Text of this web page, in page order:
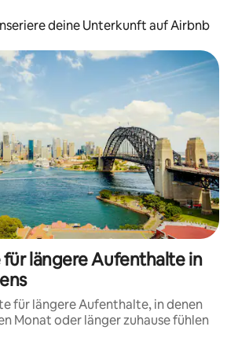
deine Unterkunft auf Airbnb
längere Aufenthalte in
für längere Aufenthalte, in denen
Monat oder länger zuhause fühlen